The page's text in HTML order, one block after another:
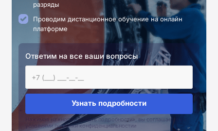
разряды
Проводим дистанционное обучение на онлайн
платформе
Ответим на все ваши вопросы
Узнать подробности
Нажимая на кнопку «Узнать подробности», вы соглашаетесь с
условиями политики конфиденциальностии